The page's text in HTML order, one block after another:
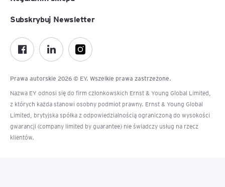
Prawa autorskie 2026 © EY. Wszelkie prawa zastrzeżone.
Nazwa EY odnosi się do firm członkowskich Ernst & Young Global Limited,
z których każda stanowi osobny podmiot prawny. Ernst & Young Global
Limited, brytyjska spółka z odpowiedzialnością ograniczoną do wysokości
gwarancji (company limited by guarantee) nie świadczy usług na rzecz
klientów.
Subskrybuj Newsletter